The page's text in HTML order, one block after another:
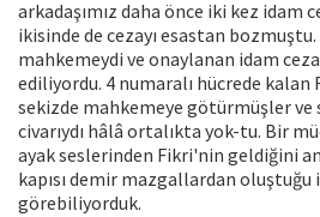
arkadaşımız daha önce iki kez idam
ikisinde de cezayı esastan
mahkemeydi ve onaylanan idam
ediliyordu. 4 numaralı hücrede kalan
sekizde mahkemeye götürmüşler ve
civarıydı hâlâ ortalıkta yok-tu. Bir
ayak seslerinden Fikri'nin geldiğini
kapısı demir mazgallardan oluştuğu
görebiliyorduk.